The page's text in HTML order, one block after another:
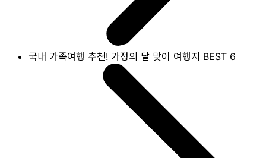
국내 가족여행 추천! 가정의 달 맞이 여행지 BEST 6